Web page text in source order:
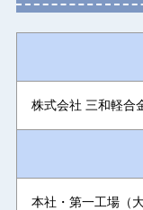
株式会社 三和軽合
本社・第一工場（